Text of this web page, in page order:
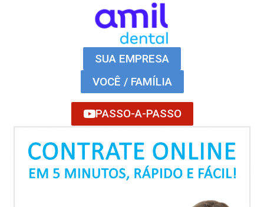
SUA EMPRESA
VOCÊ / FAMÍLIA
PASSO-A-PASSO